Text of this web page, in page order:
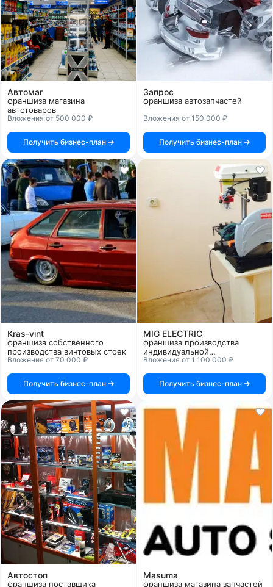
Автомаг
франшиза магазина
автотоваров
Вложения от 500 000 ₽
Получить бизнес-план
Запрос
франшиза автозапчастей
Вложения от 150 000 ₽
Получить бизнес-план
Kras-vint
франшиза собственного
производства винтовых стоек
Вложения от 70 000 ₽
Получить бизнес-план
MIG ELECTRIC
франшиза производства
индивидуальной
экспериментальной установки
жидкого топлива
Вложения от 1 100 000 ₽
Получить бизнес-план
Автостоп
франшиза поставщика
Masuma
франшиза магазина запчастей